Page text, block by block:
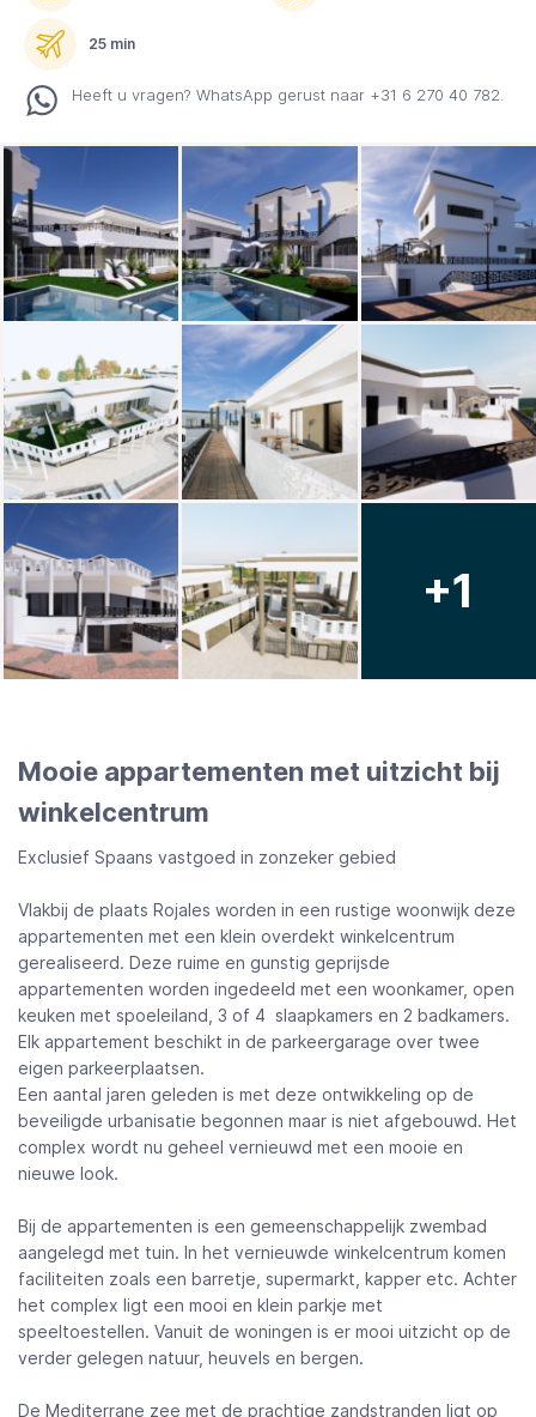
25 min
Heeft u vragen? WhatsApp gerust naar +31 6 270 40 782.
+1
Mooie appartementen met uitzicht bij
winkelcentrum
Exclusief Spaans vastgoed in zonzeker gebied
Vlakbij de plaats Rojales worden in een rustige woonwijk deze
appartementen met een klein overdekt winkelcentrum
gerealiseerd. Deze ruime en gunstig geprijsde
appartementen worden ingedeeld met een woonkamer, open
keuken met spoeleiland, 3 of 4 slaapkamers en 2 badkamers.
Elk appartement beschikt in de parkeergarage over twee
eigen parkeerplaatsen.
Een aantal jaren geleden is met deze ontwikkeling op de
beveiligde urbanisatie begonnen maar is niet afgebouwd. Het
complex wordt nu geheel vernieuwd met een mooie en
nieuwe look.
Bij de appartementen is een gemeenschappelijk zwembad
aangelegd met tuin. In het vernieuwde winkelcentrum komen
faciliteiten zoals een barretje, supermarkt, kapper etc. Achter
het complex ligt een mooi en klein parkje met
speeltoestellen. Vanuit de woningen is er mooi uitzicht op de
verder gelegen natuur, heuvels en bergen.
De Mediterrane zee met de prachtige zandstranden ligt op